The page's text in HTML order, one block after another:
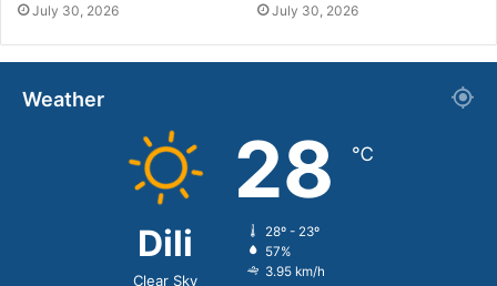
July 30, 2026 July 30, 2026
Weather
Dili
Clear Sky
28 ℃
28º - 23º
57%
3.95 km/h